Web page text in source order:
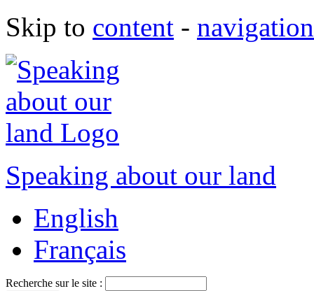
Skip to content - navigation
Speaking about our land
English
Français
Recherche sur le site :